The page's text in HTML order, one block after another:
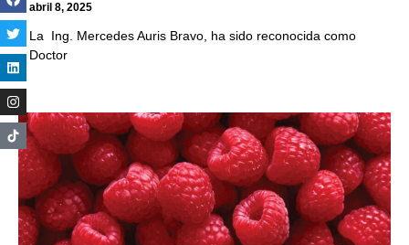
abril 8, 2025
La Ing. Mercedes Auris Bravo, ha sido reconocida como
Doctor